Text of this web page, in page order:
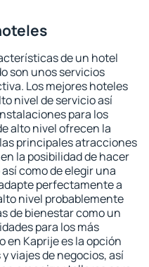
de un hotel
son unos servicios
Los mejores hoteles
nivel de servicio así
para los
alto nivel ofrecen la
principales atracciones
la posibilidad de hacer
como de elegir una
perfectamente a
nivel probablemente
de bienestar como un
para los más
en Kaprije es la opción
viajes de negocios, así